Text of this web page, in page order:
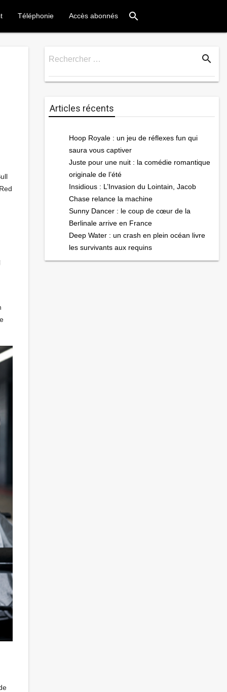
Téléphonie Accès abonnés search
Rechercher … search
Articles récents
Hoop Royale : un jeu de réflexes fun qui
saura vous captiver
Juste pour une nuit : la comédie romantique
originale de l’été
Insidious : L’Invasion du Lointain, Jacob
Chase relance la machine
Sunny Dancer : le coup de cœur de la
Berlinale arrive en France
Deep Water : un crash en plein océan livre
les survivants aux requins